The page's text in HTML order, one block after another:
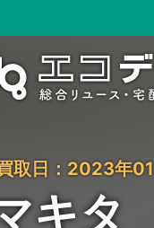
取日：2023年
キタ